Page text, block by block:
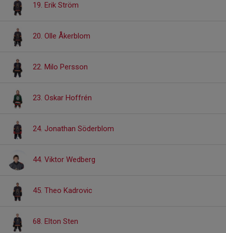
19. Erik Ström
20. Olle Åkerblom
22. Milo Persson
23. Oskar Hoffrén
24. Jonathan Söderblom
44. Viktor Wedberg
45. Theo Kadrovic
68. Elton Sten